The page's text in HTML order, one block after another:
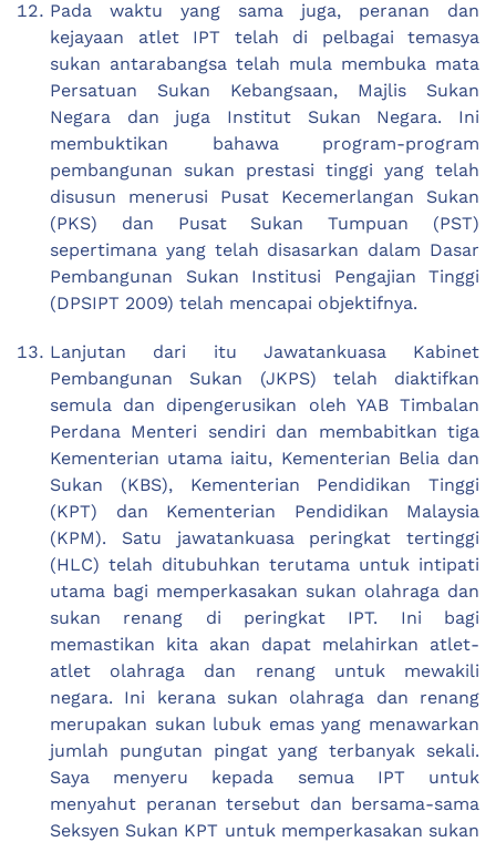
Pada waktu yang sama juga, peranan dan
kejayaan atlet IPT telah di pelbagai temasya
sukan antarabangsa telah mula membuka mata
Persatuan Sukan Kebangsaan, Majlis Sukan
Negara dan juga Institut Sukan Negara. Ini
membuktikan bahawa program-program
pembangunan sukan prestasi tinggi yang telah
disusun menerusi Pusat Kecemerlangan Sukan
(PKS) dan Pusat Sukan Tumpuan (PST)
sepertimana yang telah disasarkan dalam Dasar
Pembangunan Sukan Institusi Pengajian Tinggi
(DPSIPT 2009) telah mencapai objektifnya.
Lanjutan dari itu Jawatankuasa Kabinet
Pembangunan Sukan (JKPS) telah diaktifkan
semula dan dipengerusikan oleh YAB Timbalan
Perdana Menteri sendiri dan membabitkan tiga
Kementerian utama iaitu, Kementerian Belia dan
Sukan (KBS), Kementerian Pendidikan Tinggi
(KPT) dan Kementerian Pendidikan Malaysia
(KPM). Satu jawatankuasa peringkat tertinggi
(HLC) telah ditubuhkan terutama untuk intipati
utama bagi memperkasakan sukan olahraga dan
sukan renang di peringkat IPT. Ini bagi
memastikan kita akan dapat melahirkan atlet-
atlet olahraga dan renang untuk mewakili
negara. Ini kerana sukan olahraga dan renang
merupakan sukan lubuk emas yang menawarkan
jumlah pungutan pingat yang terbanyak sekali.
Saya menyeru kepada semua IPT untuk
menyahut peranan tersebut dan bersama-sama
Seksyen Sukan KPT untuk memperkasakan sukan